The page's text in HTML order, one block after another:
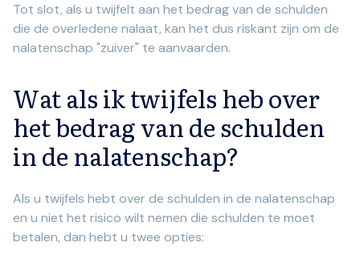
Tot slot, als u twijfelt aan het bedrag van de schulden
die de overledene nalaat, kan het dus riskant zijn om de
nalatenschap "zuiver" te aanvaarden.
Wat als ik twijfels heb over
het bedrag van de schulden
in de nalatenschap?
Als u twijfels hebt over de schulden in de nalatenschap
en u niet het risico wilt nemen die schulden te moet
betalen, dan hebt u twee opties: